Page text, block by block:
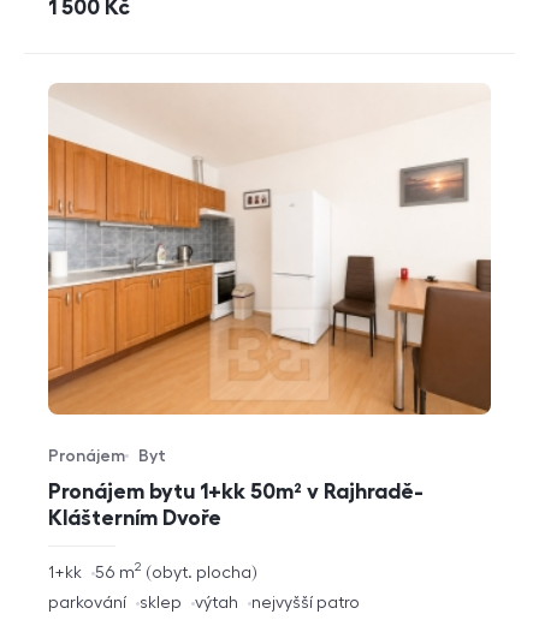
cena
1 500 Kč
Pronájem bytu 1+kk 50m² v Rajhradě-
Klášterním Dvoře
Typ nabídky
Pronájem
Typ nemovitosti
Byt
rozměry
dispozice
1+kk obyt. plocha
56 m2
funkce
parkování sklep výtah nejvyšší patro